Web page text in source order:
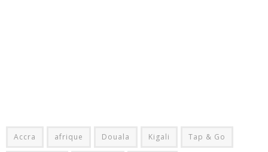
Accra afrique Douala Kigali Tap & Go